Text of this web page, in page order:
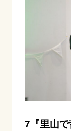
7『里山